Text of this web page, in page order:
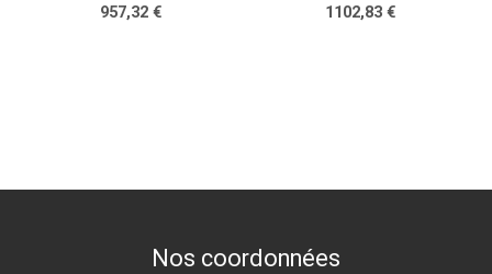
957,32€ 1102,83 €
Nos coordonnées